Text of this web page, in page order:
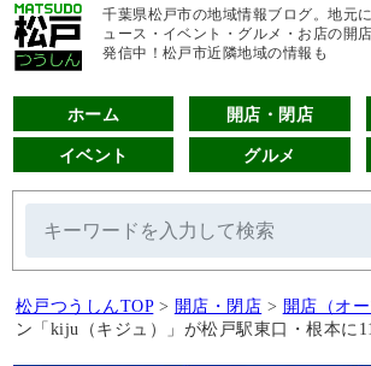
千葉県松戸市の地域情報ブログ。地元
ュース・イベント・グルメ・お店の開
発信中！松戸市近隣地域の情報も
ホーム 開店・閉店
イベント グルメ
松戸つうしんTOP > 開店・閉店 > 開店（オー
ン「kiju（キジュ）」が松戸駅東口・根本に